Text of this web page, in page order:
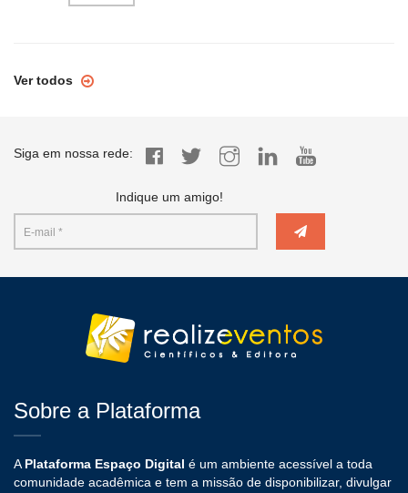
Ver todos
Siga em nossa rede:
Indique um amigo!
Sobre a Plataforma
APlataforma Espaço Digital é um ambiente acessível a toda
comunidade acadêmica e tem a missão de disponibilizar, divulgar